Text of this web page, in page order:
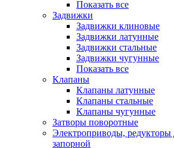
Показать все
Задвижки
Задвижки клиновые
Задвижки латунные
Задвижки стальные
Задвижки чугунные
Показать все
Клапаны
Клапаны латунные
Клапаны стальные
Клапаны чугунные
Затворы поворотные
Электроприводы, редукторы
запорной